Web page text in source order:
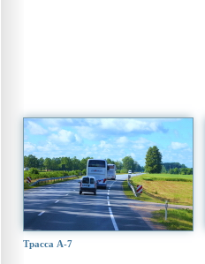
Трасса А-7